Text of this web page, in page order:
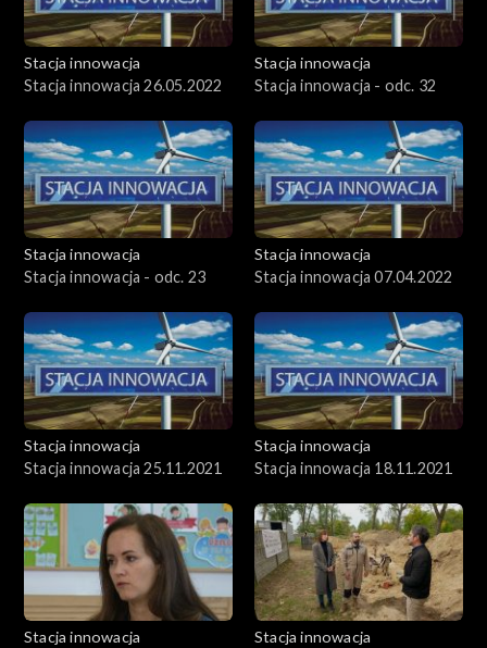
Stacja innowacja
Stacja innowacja 26.05.2022
Stacja innowacja
Stacja innowacja - odc. 32
Stacja innowacja
Stacja innowacja - odc. 23
Stacja innowacja
Stacja innowacja 07.04.2022
Stacja innowacja
Stacja innowacja 25.11.2021
Stacja innowacja
Stacja innowacja 18.11.2021
Stacja innowacja
Stacja innowacja